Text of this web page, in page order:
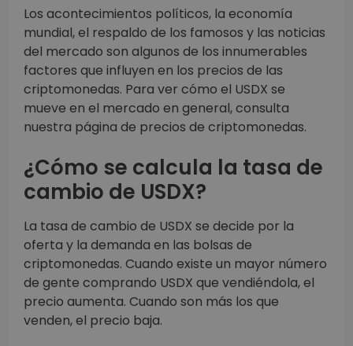
Los acontecimientos políticos, la economía
mundial, el respaldo de los famosos y las noticias
del mercado son algunos de los innumerables
factores que influyen en los precios de las
criptomonedas. Para ver cómo el USDX se
mueve en el mercado en general, consulta
nuestra página de precios de criptomonedas.
¿Cómo se calcula la tasa de
cambio de USDX?
La tasa de cambio de USDX se decide por la
oferta y la demanda en las bolsas de
criptomonedas. Cuando existe un mayor número
de gente comprando USDX que vendiéndola, el
precio aumenta. Cuando son más los que
venden, el precio baja.